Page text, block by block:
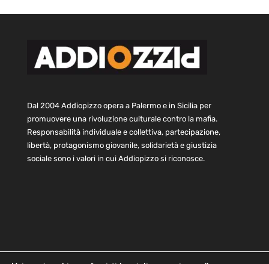
Dal 2004 Addiopizzo opera a Palermo e in Sicilia per
promuovere una rivoluzione culturale contro la mafia.
Responsabilità individuale e collettiva, partecipazione,
libertà, protagonismo giovanile, solidarietà e giustizia
sociale sono i valori in cui Addiopizzo si riconosce.